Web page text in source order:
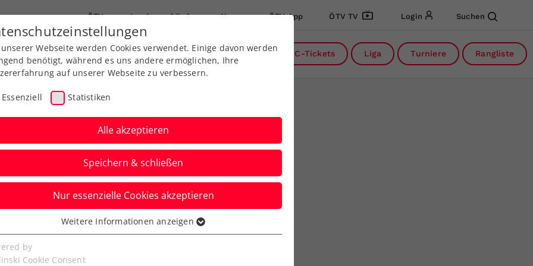
ÖTV Landesverbände News ÖTV App ÖTV TV Login Suchen
Ausbildungen Services Über uns DC-Tickets Liga Turniere Rangliste
in the City by Erste
Webseite werden Cookies verwendet. Einige davon werden
benötigt, während es uns andere ermöglichen, Ihre
auf unserer Webseite zu verbessern.
Essenziell Statistiken
Alle akzeptieren
Speichern & schließen
Nur essenzielle Cookies akzeptieren
Cookies werden für grundlegende Funktionen der
benötigt. Dadurch ist gewährleistet, dass die Webseite
Weitere Informationen anzeigen
by
Cookie Consent